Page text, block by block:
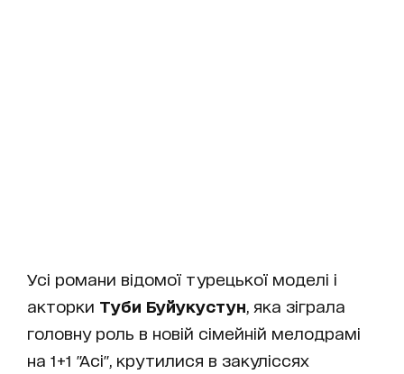
Усі романи відомої турецької моделі і
акторки Туби Буйукустун , яка зіграла
головну роль в новій сімейній мелодрамі
на 1+1 "Асі", крутилися в закуліссях